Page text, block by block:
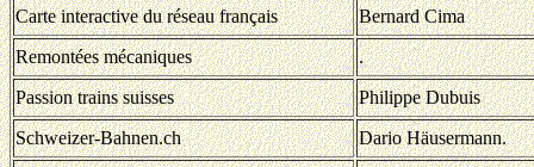
Carte interactive du réseau français
Bernard Cima
Remontées mécaniques
.
Passion trains suisses
Philippe Dubuis
Schweizer-Bahnen.ch
Dario Häusermann.